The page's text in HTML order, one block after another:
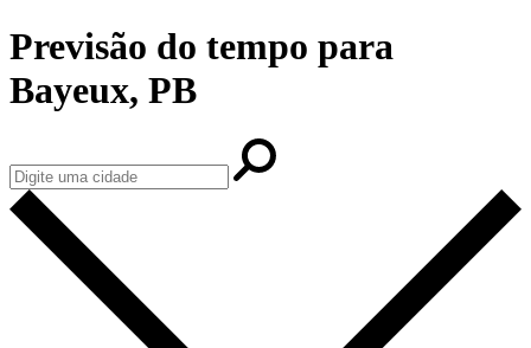
Previsão do tempo para
Bayeux, PB